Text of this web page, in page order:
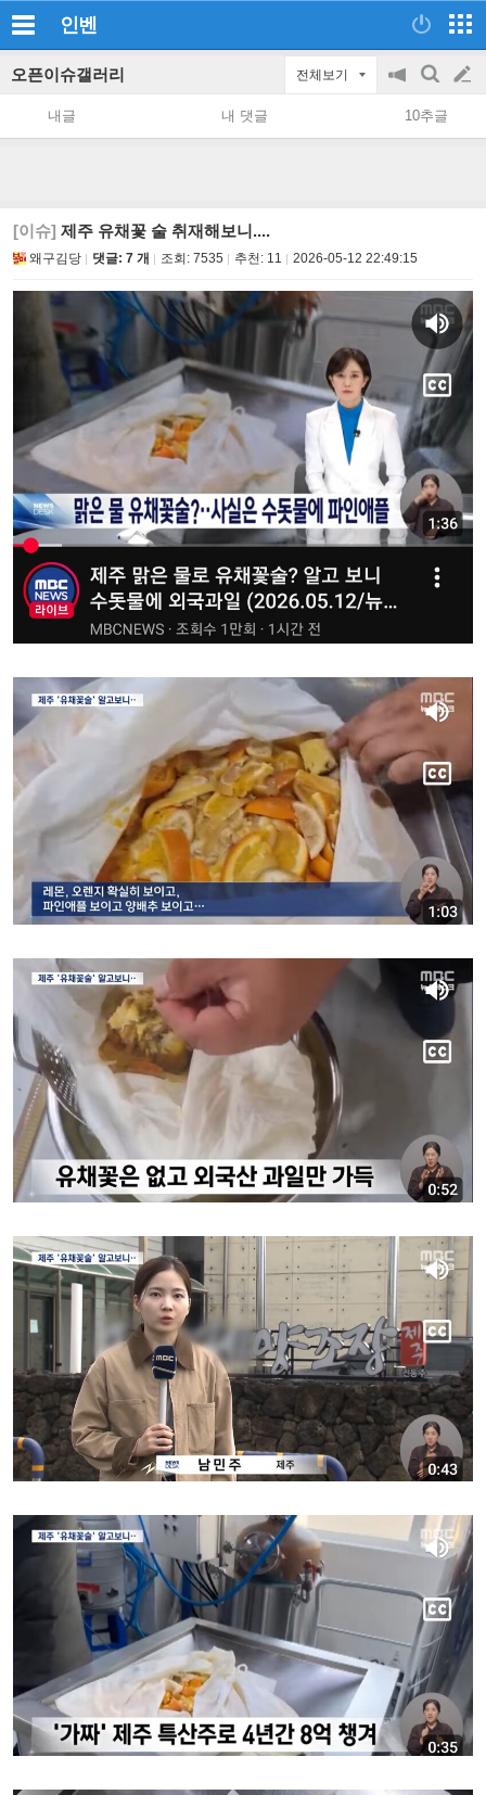
인벤
오픈이슈갤러리 전체보기
공
지
on/off
검
색
글
쓰
내글 내 댓글 10추글
[이슈] 제주 유채꽃 술 취재해보니....
왜구김당 댓글: 7 개 조회: 7535 추천: 11 2026-05-12 22:49:15